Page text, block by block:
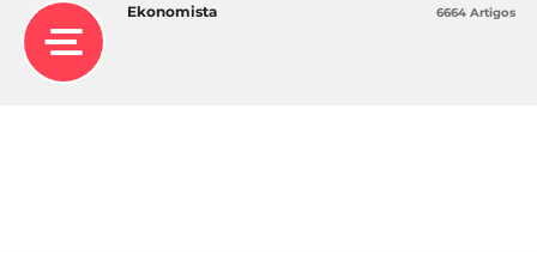
Ekonomista 6664 Artigos